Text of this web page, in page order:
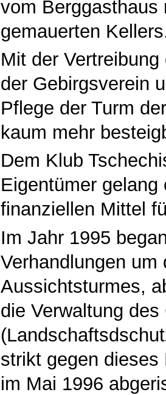
vom Berggasthaus
gemauerten
Mit der
der Gebirgsverein
Pflege der Turm
kaum mehr
Dem Klub
Eigentümer
finanziellen Mittel
Im Jahr 1995
Verhandlungen um
Aussichtsturmes,
die Verwaltung
strikt gegen
im Mai 1996